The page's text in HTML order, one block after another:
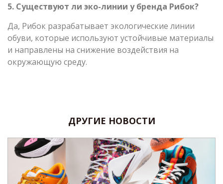
5. Существуют ли эко-линии у бренда Рибок?
Да, Рибок разрабатывает экологические линии
обуви, которые используют устойчивые материалы
и направлены на снижение воздействия на
окружающую среду.
ДРУГИЕ НОВОСТИ